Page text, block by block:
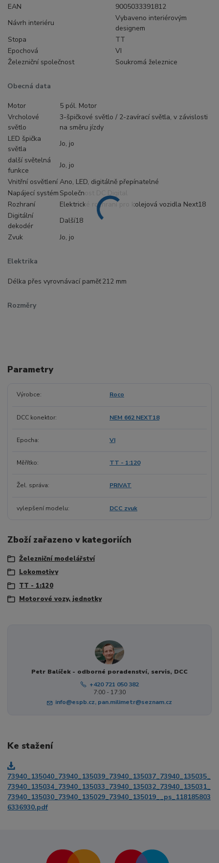
Obecná data
EAN
9005033391812
Návrh interiéru
Vybaveno interiérovým
designem
Stopa
TT
Epochová
VI
Železniční společnost
Soukromá železnice
Elektrika
Motor
5 pól. Motor
Vrcholové
světlo
3-špičkové světlo / 2-zavírací světla, v závislosti
na směru jízdy
LED špička
světla
Jo, jo
další světelná
funkce
Jo, jo
Vnitřní osvětlení Ano, LED, digitálně přepínatelné
Napájecí systém Společnost DC Digital
Rozhraní
Elektrické rozhraní pro kolejová vozidla Next18
Digitální
dekodér
Další18
Zvuk
Jo, jo
Rozměry
Délka přes vyrovnávací paměť212 mm
Parametry
Výrobce Roco
DCC konektor NEM 662 NEXT18
Epocha VI
Měřítko TT - 1:120
Žel. správa PRIVAT
vylepšení modelu DCC zvuk
Zboží zařazeno v kategoriích
Železniční modelářství
Lokomotivy
TT - 1:120
Motorové vozy, jednotky
Petr Balíček - odborné poradenství, servis, DCC
+420 721 050 382
7:00 - 17:30
info@espb.cz, pan.milimetr@seznam.cz
Ke stažení
73940_135040_73940_135039_73940_135037_73940_135035_
73940_135034_73940_135033_73940_135032_73940_135031_
73940_135030_73940_135029_73940_135019__ps_118185803
6336930.pdf